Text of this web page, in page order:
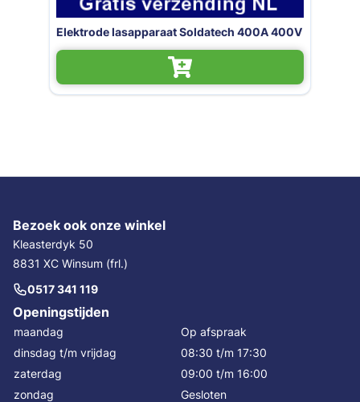
Elektrode lasapparaat Soldatech 400A 400V
Bezoek ook onze winkel
Kleasterdyk 50
8831 XC Winsum (frl.)
0517 341 119
Openingstijden
maandag
Op afspraak
dinsdag t/m vrijdag
08:30 t/m 17:30
zaterdag
09:00 t/m 16:00
zondag
Gesloten